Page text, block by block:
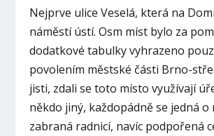
Nejprve ulice Veselá, která na
náměstí ústí. Osm míst bylo za
dodatkové tabulky vyhrazeno
povolením městské části Brno-
jisti, zdali se toto místo využívají
někdo jiný, každopádně se jedná o
zabraná radnicí, navíc podpořená